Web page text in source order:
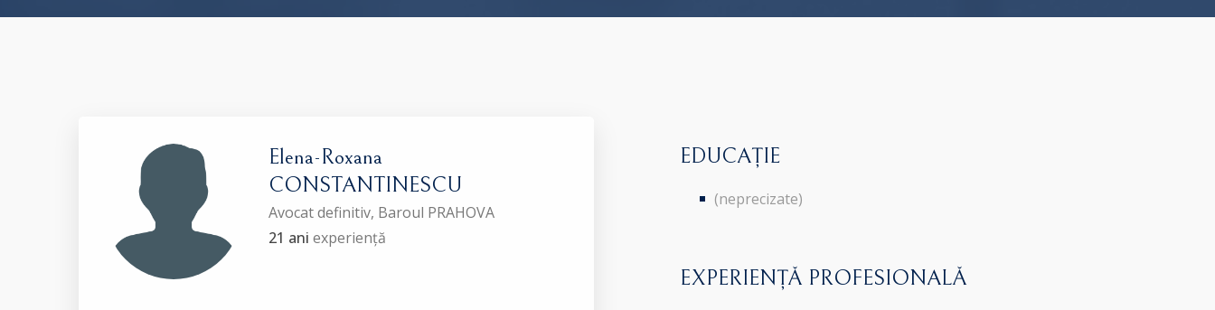
Elena-Roxana
CONSTANTINESCU
Avocat definitiv, Baroul PRAHOVA
21 ani experiență
EDUCAȚIE
(neprecizate)
EXPERIENȚĂ PROFESIONALĂ